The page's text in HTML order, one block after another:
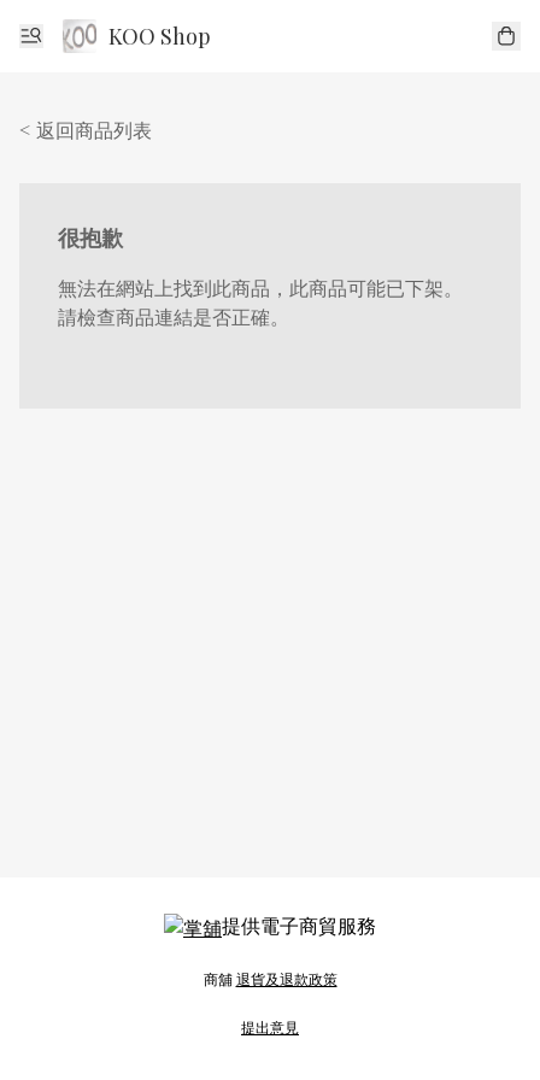
KOO Shop
< 返回商品列表
很抱歉
無法在網站上找到此商品，此商品可能已下架。
請檢查商品連結是否正確。
提供電子商貿服務
商舖退貨及退款政策
提出意見